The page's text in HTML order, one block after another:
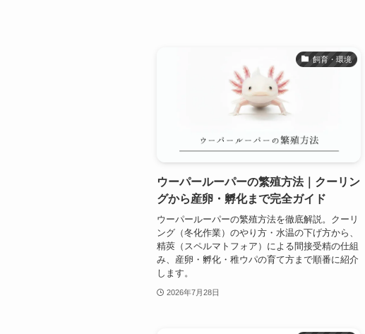
飼育・環境
ウーパールーパーの繁殖方法｜クーリン
グから産卵・孵化まで完全ガイド
ウーパールーパーの繁殖方法を徹底解説。クーリ
ング（冬化作業）のやり方・水温の下げ方から、
精莢（スペルマトフォア）による間接受精の仕組
み、産卵・孵化・稚ウパの育て方まで順番に紹介
します。
2026年7月28日